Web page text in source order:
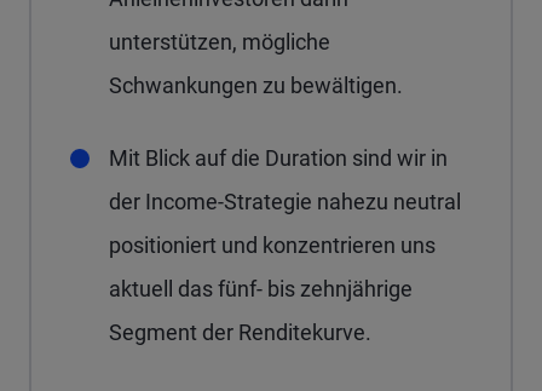
unterstützen, mögliche
Schwankungen zu bewältigen.
Mit Blick auf die Duration sind wir in
der Income-Strategie nahezu neutral
positioniert und konzentrieren uns
aktuell das fünf- bis zehnjährige
Segment der Renditekurve.